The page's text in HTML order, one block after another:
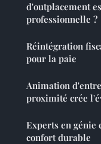
d'outplacement
professionnelle ?
Réintégration
pour la paie
Animation
proximité crée
Experts en
confort durable